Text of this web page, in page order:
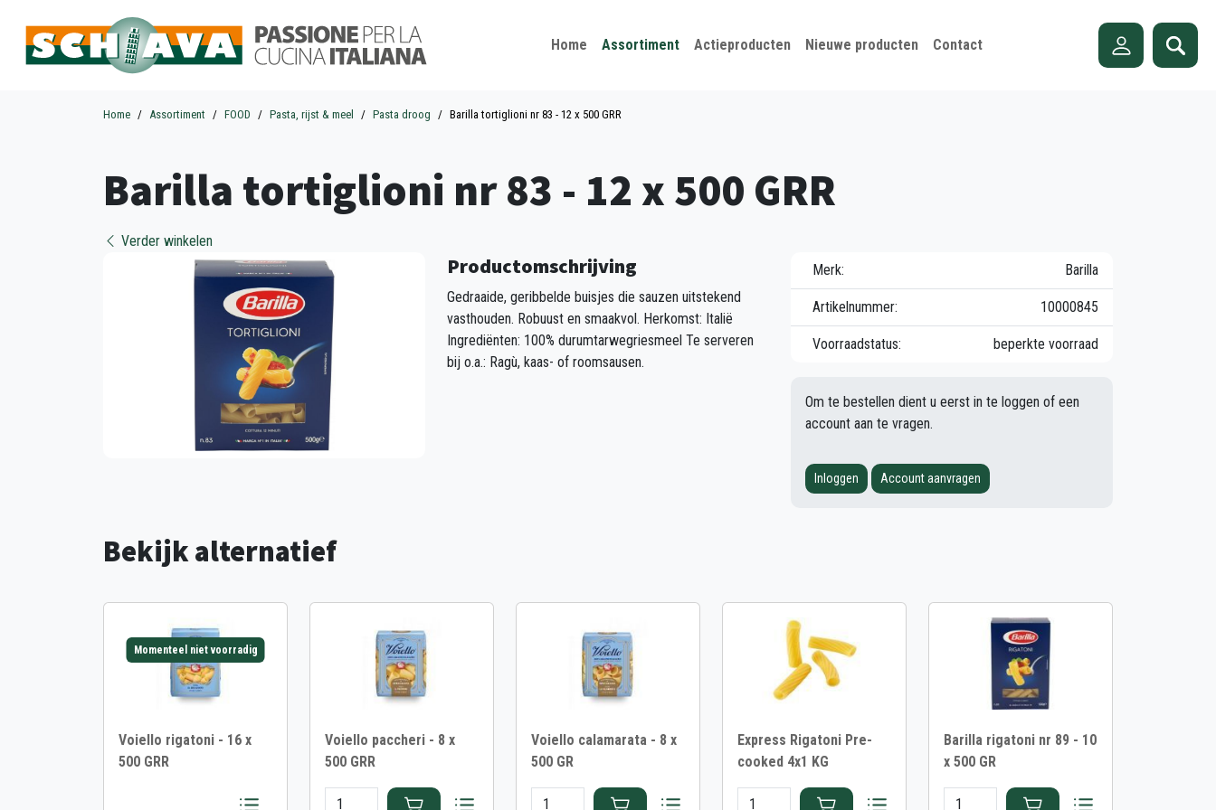
Home Assortiment Actieproducten Nieuwe producten Contact
Home Assortiment FOOD Pasta, rijst & meel Pasta droog Barilla tortiglioni nr 83 - 12 x 500 GRR
Barilla tortiglioni nr 83 - 12 x 500 GRR
Verder winkelen
Productomschrijving
Gedraaide, geribbelde buisjes die sauzen uitstekend
vasthouden. Robuust en smaakvol. Herkomst: Italië
Ingrediënten: 100% durumtarwegriesmeel Te serveren
bij o.a.: Ragù, kaas- of roomsausen.
Merk: Barilla
Artikelnummer: 10000845
Voorraadstatus: beperkte voorraad
Om te bestellen dient u eerst in te loggen of een
account aan te vragen.
Inloggen Account aanvragen
Bekijk alternatief
Momenteel niet voorradig
Voiello rigatoni - 16 x
500 GRR
Voiello paccheri - 8 x
500 GRR
Voiello calamarata - 8 x
500 GR
Express Rigatoni Pre-
cooked 4x1 KG
Barilla rigatoni nr 89 - 10
x 500 GR